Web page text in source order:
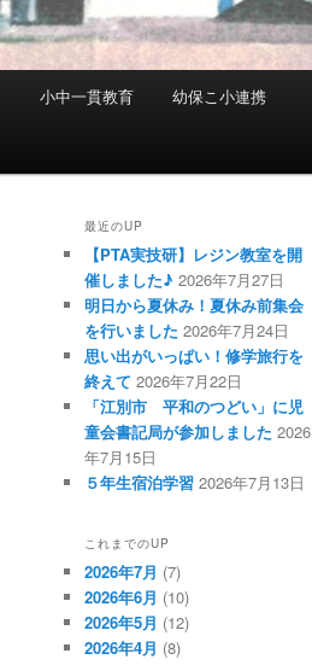
小中一貫教育 幼保こ小連携
最近のUP
【PTA実技研】レジン教室を開
催しました♪ 2026年7月27日
明日から夏休み！夏休み前集会
を行いました 2026年7月24日
思い出がいっぱい！修学旅行を
終えて 2026年7月22日
「江別市 平和のつどい」に児
童会書記局が参加しました 2026
年7月15日
５年生宿泊学習 2026年7月13日
これまでのUP
2026年7月 (7)
2026年6月 (10)
2026年5月 (12)
2026年4月 (8)